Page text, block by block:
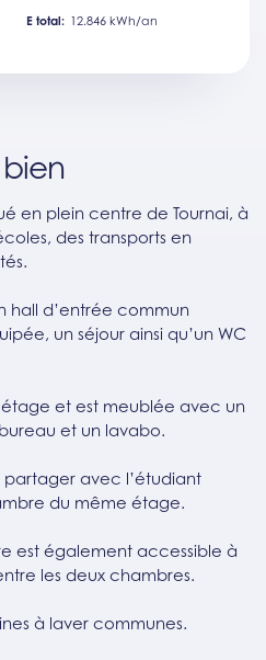
E total: 12.846 kWh/an
en plein centre de Tournai, à
des transports en
hall d’entrée commun
un séjour ainsi qu’un WC
étage et est meublée avec un
et un lavabo.
avec l’étudiant
du même étage.
est également accessible à
les deux chambres.
à laver communes.